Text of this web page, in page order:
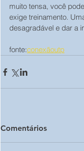
muito tensa, você
exige treinamento.
desagradável e dar a
fonte:conexãoutp
Comentários